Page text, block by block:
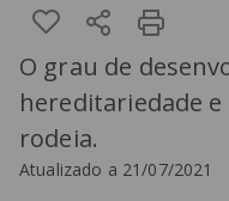
O grau de
hereditariedade
rodeia.
Atualizado a 21/07/2021